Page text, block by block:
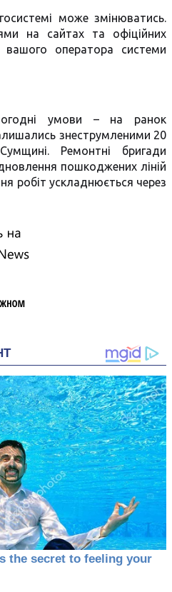
може змінюватись.
на сайтах та офіційних
вашого оператора системи
умови – на ранок
знеструмленими 20
Ремонтні бригади
пошкоджених ліній
робіт ускладнюється через